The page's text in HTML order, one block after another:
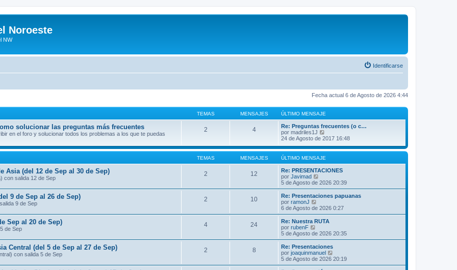
Noroeste
NW
Identificarse
Fecha actual 6 de Agosto de 2026 4:44
TEMAS MENSAJES ÚLTIMO MENSAJE
solucionar las preguntas más frecuentes
en el foro y solucionar todos los problemas a los que te puedas
2 4
Re: Preguntas frecuentes (o c…
por madriles1J
e
ú
l
i
m
o
m
n
s
a
j
e
24 de Agosto de 2017 16:48
TEMAS MENSAJES ÚLTIMO MENSAJE
Asia (del 12 de Sep al 30 de Sep)
con salida 12 de Sep
2 12
Re: PRESENTACIONES
por Javimad
e
r
ú
t
m
o
m
e
s
a
j
e
5 de Agosto de 2026 20:39
9 de Sep al 26 de Sep)
9 de Sep
2 10
Re: Presentaciones papuanas
por ramonJ
e
r
ú
t
m
o
m
e
6 de Agosto de 2026 0:27
Sep al 20 de Sep)
de Sep
4 24
Re: Nuestra RUTA
por rubenF
e
r
ú
l
t
5 de Agosto de 2026 20:35
Central (del 5 de Sep al 27 de Sep)
con salida 5 de Sep
2 8
Re: Presentaciones
por joaquinmanuel
e
r
5 de Agosto de 2026 20:19